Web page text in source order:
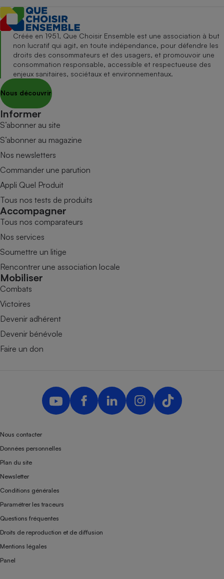
Créée en 1951, Que Choisir Ensemble est une association à but
non lucratif qui agit, en toute indépendance, pour défendre les
droits des consommateurs et des usagers, et promouvoir une
consommation responsable, accessible et respectueuse des
enjeux sanitaires, sociétaux et environnementaux.
Nous découvrir
Informer
S’abonner au site
S’abonner au magazine
Nos newsletters
Commander une parution
Appli Quel Produit
Tous nos tests de produits
Accompagner
Tous nos comparateurs
Nos services
Soumettre un litige
Rencontrer une association locale
Mobiliser
Combats
Victoires
Devenir adhérent
Devenir bénévole
Faire un don
Nous contacter
Données personnelles
Plan du site
Newsletter
Conditions générales
Paramétrer les traceurs
Questions fréquentes
Droits de reproduction et de diffusion
Mentions légales
Panel